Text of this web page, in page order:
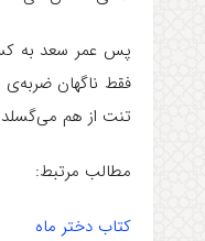
پس عمر سعد به
فقط ناگهان
تنت از هم می‌گسلد
مطالب مرتبط:
کتاب دختر ماه